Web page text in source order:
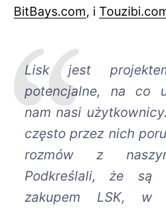
BitBays.com, i
Lisk jest
potencjalne, na co
nam nasi
często przez nich
rozmów z
Podkreślali, że są
zakupem LSK, w